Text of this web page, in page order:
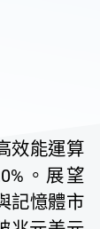
效能運算
。展望
記憶體市